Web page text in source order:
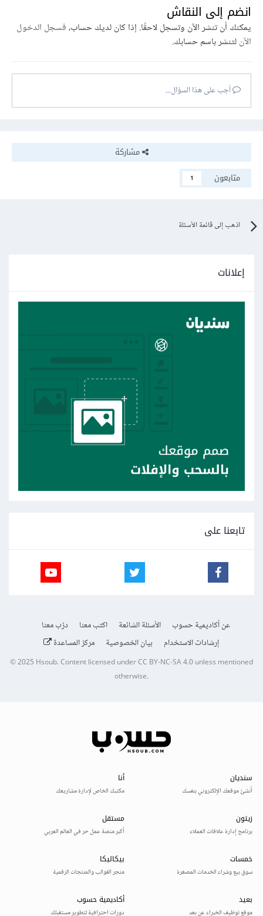
انضم إلى النقاش
يمكنك أن تنشر الآن وتسجل لاحقًا. إذا كان لديك حساب،فسجل الدخول
الآنلتنشر باسم حسابك.
أجب على هذا السؤال...
مشاركة
متابعون
1
اذهب إلى قائمة الأسئلة
إعلانات
تابعنا على
عن أكاديمية حسوب الأسئلة الشائعة اكتب معنا
درّب معنا
إرشادات الاستخدام
بيان الخصوصية مركز المساعدة
© 2025Hsoub.Content licensed underCC BY-NC-SA 4.0unless mentioned
otherwise.